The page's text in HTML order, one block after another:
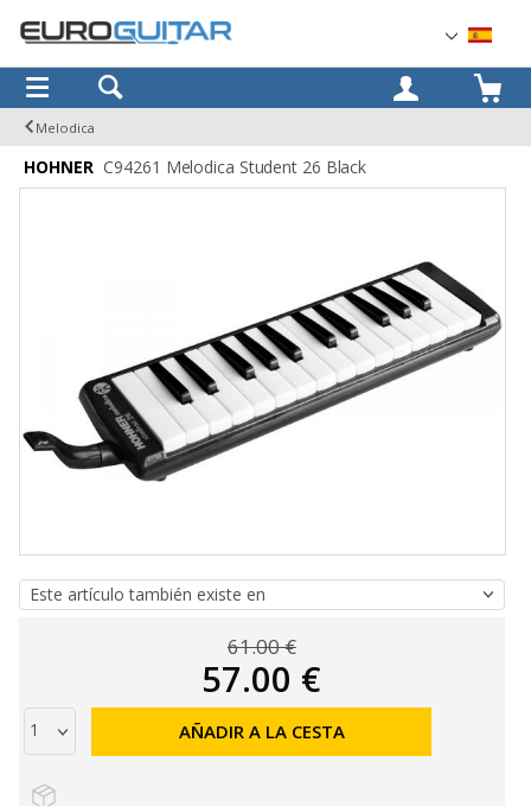
OK
Melodica
HOHNER C94261 Melodica Student 26 Black
61.00 €
57.00 €
AÑADIR A LA CESTA